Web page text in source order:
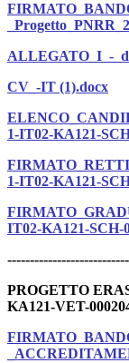
ALLEGATO_I_-
CV_-IT (1).docx
1-IT02-KA121-
1-IT02-KA121-
IT02-KA121-SCH-
PROGETTO
KA121-VET-